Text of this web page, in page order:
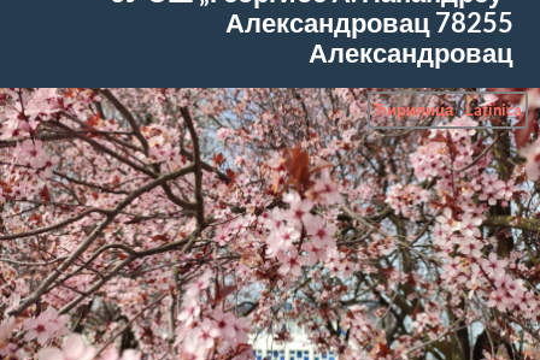
Александровац78255
Александровац
Ћирилица|Latinica